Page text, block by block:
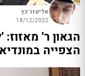
אליעזר כץ
18/12/2022
הגאון ר' מאזוז:
הצפייה